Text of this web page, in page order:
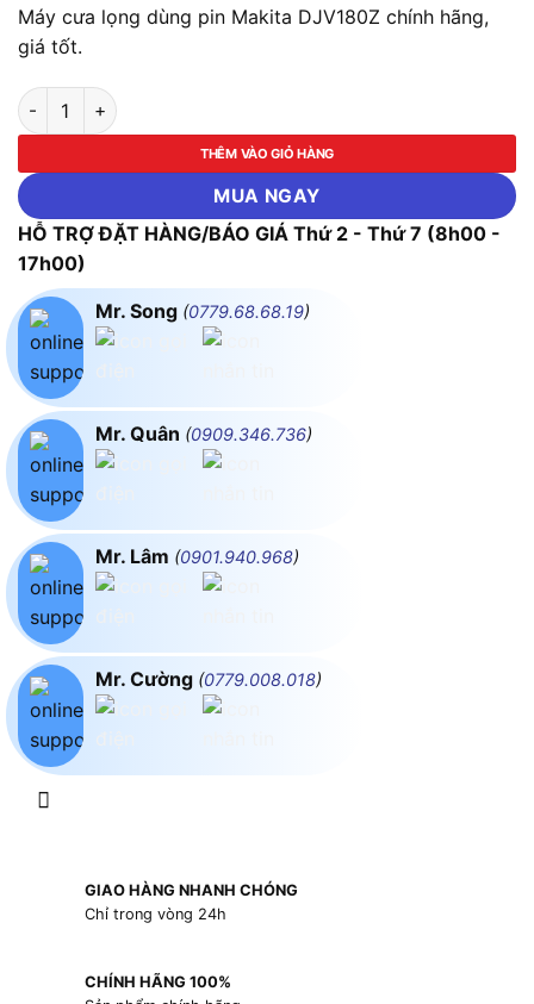
Máy cưa lọng dùng pin Makita DJV180Z chính hãng,
giá tốt.
Máy cưa lọng dùng pin Makita DJV180Z (Chưa kèm Pin & Sạc)
THÊM VÀO GIỎ HÀNG
MUA NGAY
HỖ TRỢ ĐẶT HÀNG/BÁO GIÁ Thứ 2 - Thứ 7 (8h00 -
17h00)
Mr. Song (0779.68.68.19)
Mr. Quân (0909.346.736)
Mr. Lâm (0901.940.968)
Mr. Cường (0779.008.018)
GIAO HÀNG NHANH CHÓNG
Chỉ trong vòng 24h
CHÍNH HÃNG 100%